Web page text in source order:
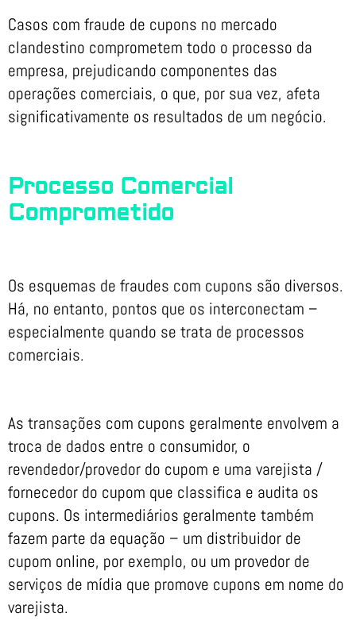
Casos com fraude de cupons no mercado
clandestino comprometem todo o processo da
empresa, prejudicando componentes das
operações comerciais, o que, por sua vez, afeta
significativamente os resultados de um negócio.
Processo Comercial
Comprometido
Os esquemas de fraudes com cupons são diversos.
Há, no entanto, pontos que os interconectam –
especialmente quando se trata de processos
comerciais.
As transações com cupons geralmente envolvem a
troca de dados entre o consumidor, o
revendedor/provedor do cupom e uma varejista /
fornecedor do cupom que classifica e audita os
cupons. Os intermediários geralmente também
fazem parte da equação – um distribuidor de
cupom online, por exemplo, ou um provedor de
serviços de mídia que promove cupons em nome do
varejista.